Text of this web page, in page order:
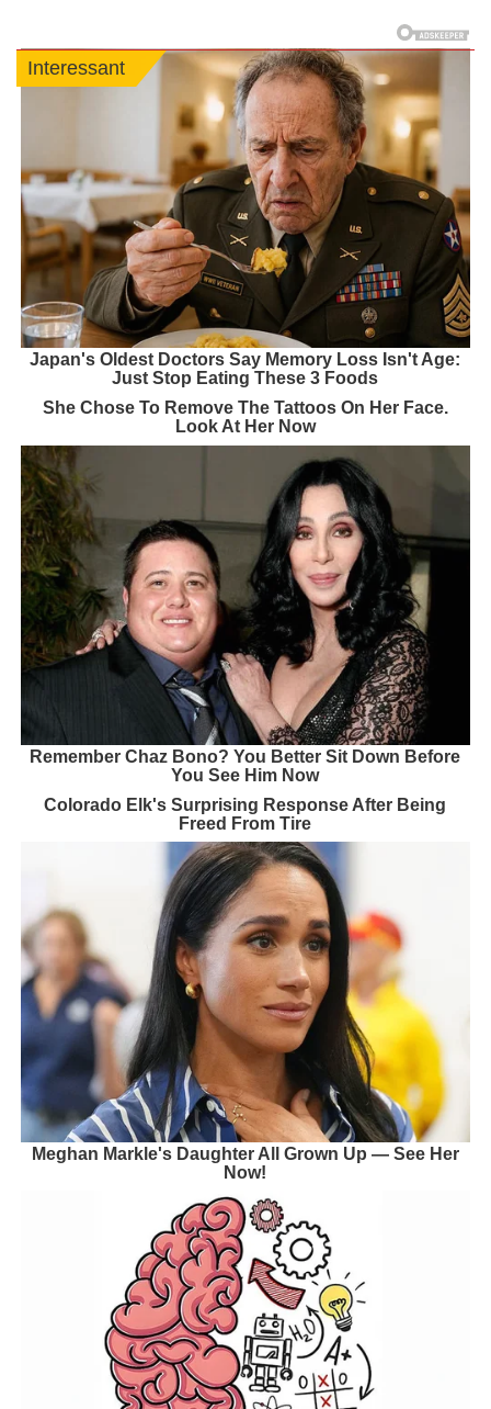
Interessant
Japan's Oldest Doctors Say Memory Loss Isn't Age:
Just Stop Eating These 3 Foods
She Chose To Remove The Tattoos On Her Face.
Look At Her Now
Remember Chaz Bono? You Better Sit Down Before
You See Him Now
Colorado Elk's Surprising Response After Being
Freed From Tire
Meghan Markle's Daughter All Grown Up — See Her
Now!